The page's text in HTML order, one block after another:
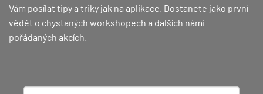
Vám posílat tipy a triky jak na aplikace. Dostanete jako první
vědět o chystaných workshopech a dalších námi
pořádaných akcích.